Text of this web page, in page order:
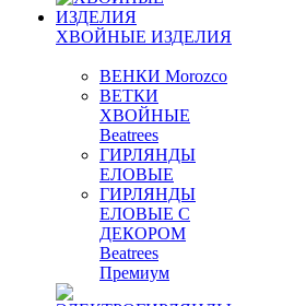
ХВОЙНЫЕ ИЗДЕЛИЯ
ВЕНКИ Morozco
ВЕТКИ
ХВОЙНЫЕ
Beatrees
ГИРЛЯНДЫ
ЕЛОВЫЕ
ГИРЛЯНДЫ
ЕЛОВЫЕ С
ДЕКОРОМ
Beatrees
Премиум